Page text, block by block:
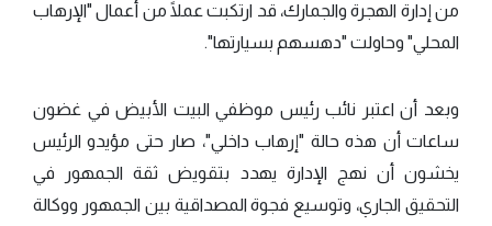
من إدارة الهجرة والجمارك، قد ارتكبت عملًا من أعمال "الإرهاب
المحلي" وحاولت "دهسهم بسيارتها".
وبعد أن اعتبر نائب رئيس موظفي البيت الأبيض في غضون
ساعات أن هذه حالة "إرهاب داخلي"، صار حتى مؤيدو الرئيس
يخشون أن نهج الإدارة يهدد بتقويض ثقة الجمهور في
التحقيق الجاري، وتوسيع فجوة المصداقية بين الجمهور ووكالة